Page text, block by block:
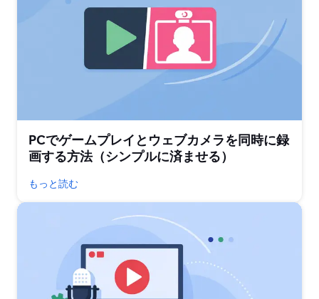
PCでゲームプレイとウェブカメラを同時に録
画する方法（シンプルに済ませる）
もっと読む